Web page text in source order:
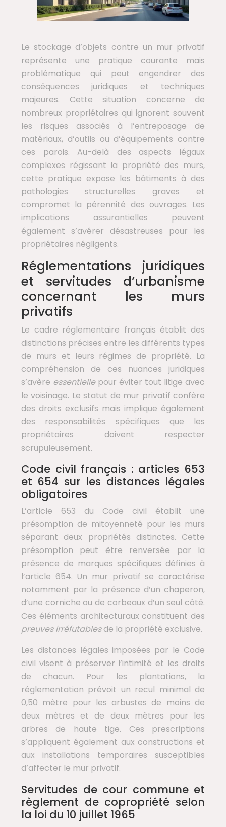
Le stockage d’objets contre un mur privatif
représente une pratique courante mais
problématique qui peut engendrer des
conséquences juridiques et techniques
majeures. Cette situation concerne de
nombreux propriétaires qui ignorent souvent
les risques associés à l’entreposage de
matériaux, d’outils ou d’équipements contre
ces parois. Au-delà des aspects légaux
complexes régissant la propriété des murs,
cette pratique expose les bâtiments à des
pathologies structurelles graves et
compromet la pérennité des ouvrages. Les
implications assurantielles peuvent
également s’avérer désastreuses pour les
propriétaires négligents.
Réglementations juridiques
et servitudes d’urbanisme
concernant les murs
privatifs
Le cadre réglementaire français établit des
distinctions précises entre les différents types
de murs et leurs régimes de propriété. La
compréhension de ces nuances juridiques
s’avère essentielle pour éviter tout litige avec
le voisinage. Le statut de mur privatif confère
des droits exclusifs mais implique également
des responsabilités spécifiques que les
propriétaires doivent respecter
scrupuleusement.
Code civil français : articles 653
et 654 sur les distances légales
obligatoires
L’article 653 du Code civil établit une
présomption de mitoyenneté pour les murs
séparant deux propriétés distinctes. Cette
présomption peut être renversée par la
présence de marques spécifiques définies à
l’article 654. Un mur privatif se caractérise
notamment par la présence d’un chaperon,
d’une corniche ou de corbeaux d’un seul côté.
Ces éléments architecturaux constituent des
preuves irréfutablesde la propriété exclusive.
Les distances légales imposées par le Code
civil visent à préserver l’intimité et les droits
de chacun. Pour les plantations, la
réglementation prévoit un recul minimal de
0,50 mètre pour les arbustes de moins de
deux mètres et de deux mètres pour les
arbres de haute tige. Ces prescriptions
s’appliquent également aux constructions et
aux installations temporaires susceptibles
d’affecter le mur privatif.
Servitudes de cour commune et
règlement de copropriété selon
la loi du 10 juillet 1965